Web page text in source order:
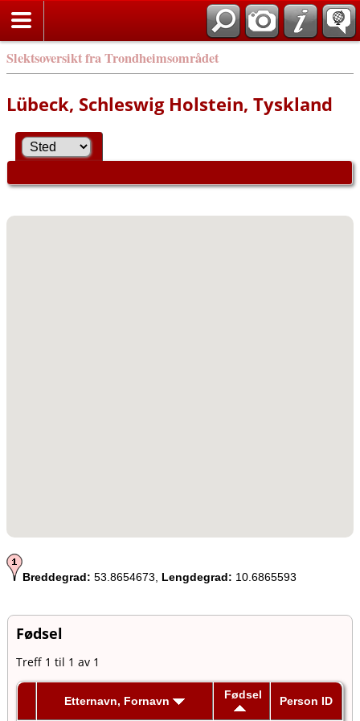
Slektsoversikt fra Trondheimsområdet
Lübeck, Schleswig Holstein, Tyskland
Breddegrad: 53.8654673, Lengdegrad: 10.6865593
Fødsel
Treff 1 til 1 av 1
Etternavn, Fornavn Fødsel Person ID